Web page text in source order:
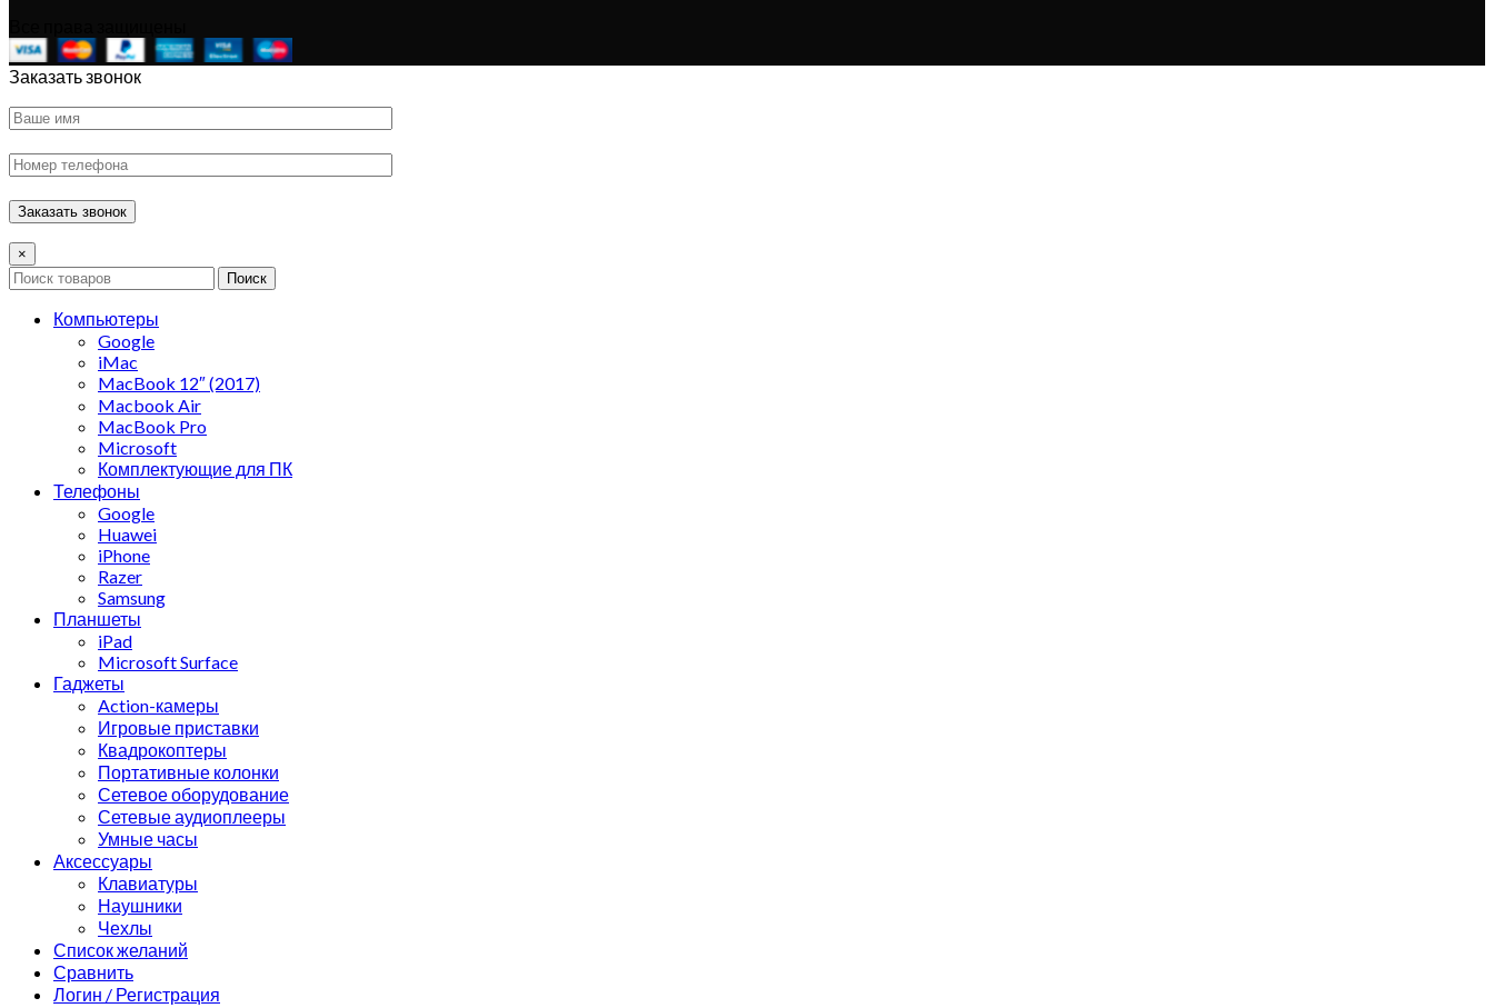
Заказать звонок
×
Поиск
Компьютеры
Google
iMac
MacBook 12″ (2017)
Macbook Air
MacBook Pro
Microsoft
Комплектующие для ПК
Телефоны
Google
Huawei
iPhone
Razer
Samsung
Планшеты
iPad
Microsoft Surface
Гаджеты
Action-камеры
Игровые приставки
Квадрокоптеры
Портативные колонки
Сетевое оборудование
Сетевые аудиоплееры
Умные часы
Аксессуары
Клавиатуры
Наушники
Чехлы
Список желаний
Сравнить
Логин / Регистрация